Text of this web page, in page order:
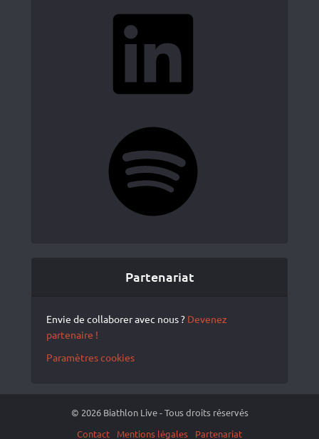
Partenariat
Envie de collaborer avec nous ? Devenez
partenaire !
Paramètres cookies
© 2026 Biathlon Live - Tous droits réservés
Contact
Mentions légales Partenariat